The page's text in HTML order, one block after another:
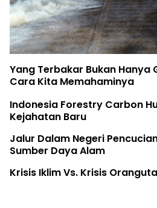
Yang Terbakar Bukan Hanya
Cara Kita Memahaminya
Indonesia Forestry Carbon
Kejahatan Baru
Jalur Dalam Negeri
Sumber Daya Alam
Krisis Iklim Vs. Krisis